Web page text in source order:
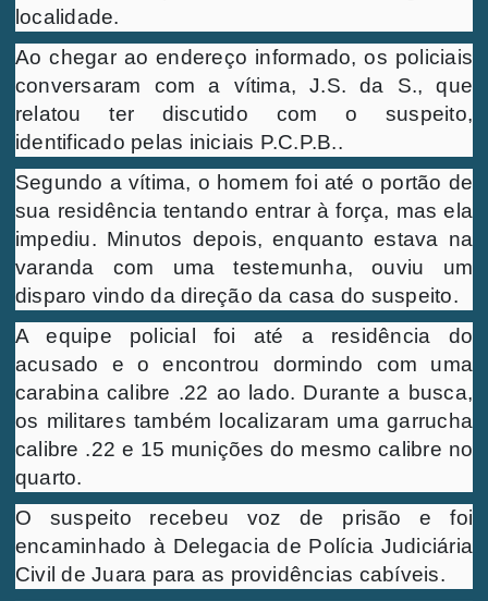
localidade.
Ao chegar ao endereço informado, os policiais
conversaram com a vítima, J.S. da S., que
relatou ter discutido com o suspeito,
identificado pelas iniciais P.C.P.B..
Segundo a vítima, o homem foi até o portão de
sua residência tentando entrar à força, mas ela
impediu. Minutos depois, enquanto estava na
varanda com uma testemunha, ouviu um
disparo vindo da direção da casa do suspeito.
A equipe policial foi até a residência do
acusado e o encontrou dormindo com uma
carabina calibre .22 ao lado. Durante a busca,
os militares também localizaram uma garrucha
calibre .22 e 15 munições do mesmo calibre no
quarto.
O suspeito recebeu voz de prisão e foi
encaminhado à Delegacia de Polícia Judiciária
Civil de Juara para as providências cabíveis.